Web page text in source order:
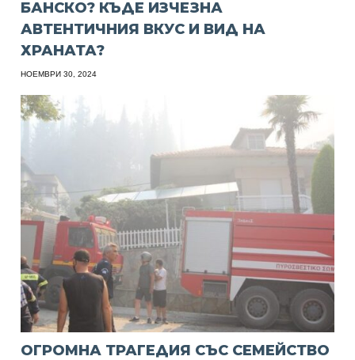
БАНСКО? КЪДЕ ИЗЧЕЗНА
АВТЕНТИЧНИЯ ВКУС И ВИД НА
ХРАНАТА?
НОЕМВРИ 30, 2024
ОГРОМНА ТРАГЕДИЯ СЪС СЕМЕЙСТВО